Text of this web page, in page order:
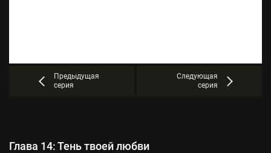
Предыдущая
серия
Следующая
серия
Глава 14: Тень твоей любви